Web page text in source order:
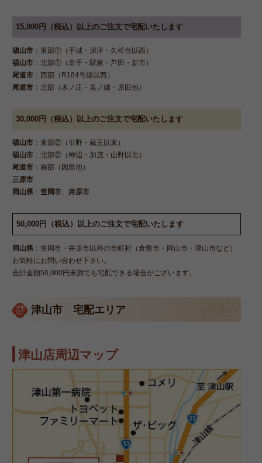
15,000円（税込）以上のご注文で宅配いたします
福山市：東部①（手城・深津・久松台以西）
福山市：北部①（幸千・駅家・芦田・新市）
尾道市：西部（R184号線以西）
尾道市：北部（木ノ庄・美ノ郷・原田他）
30,000円（税込）以上のご注文で宅配いたします
福山市：東部②（引野・蔵王以東）
福山市：北部②（神辺・加茂・山野以北）
尾道市：南部（因島他）
三原市
岡山県： 笠岡市、 井原市
50,000円（税込）以上のご注文で宅配いたします
岡山県：笠岡市・井原市以外の市町村（倉敷市・岡山市・津山市など）
お気軽にお問い合わせ下さい。
合計金額50,000円未満でも宅配できる場合がございます。
津山市 宅配エリア
津山店周辺マップ